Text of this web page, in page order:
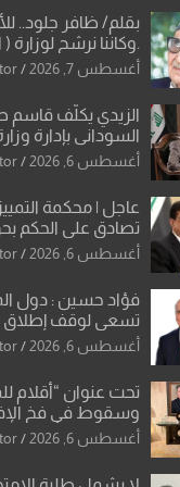
بقلم/ ظافر جلود..
.وكاننا نرشح لوزارة (
ماتت من
العراقية..
أغسطس 7, 2026
الزيدي يكلّف قاسم
السوداني بإدارة
أغسطس 6, 2026
عاجل | محكمة التمييز
تصادق على الحكم
الواحد كبيان
أغسطس 6, 2026
فؤاد حسين : دول
تسعى لوقف إطلاق
فتح مضيق هرمز ..
أغسطس 6, 2026
تحت عنوان “أقلام
وسقوط في فخ
الإعلامي”: ردٌّ صريح
أغسطس 6, 2026